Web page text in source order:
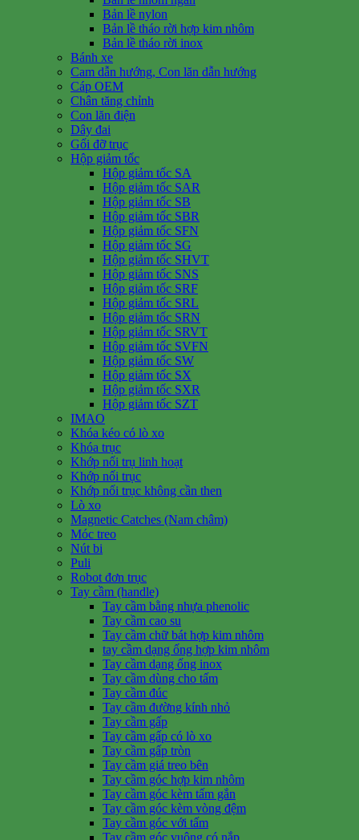
Bản lề nylon
Bản lề tháo rời hợp kim nhôm
Bản lề tháo rời inox
Bánh xe
Cam dẫn hướng, Con lăn dẫn hướng
Cáp OEM
Chân tăng chỉnh
Con lăn điện
Dây đai
Gối đỡ trục
Hộp giảm tốc
Hộp giảm tốc SA
Hộp giảm tốc SAR
Hộp giảm tốc SB
Hộp giảm tốc SBR
Hộp giảm tốc SFN
Hộp giảm tốc SG
Hộp giảm tốc SHVT
Hộp giảm tốc SNS
Hộp giảm tốc SRF
Hộp giảm tốc SRL
Hộp giảm tốc SRN
Hộp giảm tốc SRVT
Hộp giảm tốc SVFN
Hộp giảm tốc SW
Hộp giảm tốc SX
Hộp giảm tốc SXR
Hộp giảm tốc SZT
IMAO
Khóa kéo có lò xo
Khóa trục
Khớp nối trụ linh hoạt
Khớp nối trục
Khớp nối trục không cần then
Lò xo
Magnetic Catches (Nam châm)
Móc treo
Nút bi
Puli
Robot đơn trục
Tay cầm (handle)
Tay cầm bằng nhựa phenolic
Tay cầm cao su
Tay cầm chữ bát hợp kim nhôm
tay cầm dạng ống hợp kim nhôm
Tay cầm dạng ống inox
Tay cầm dùng cho tấm
Tay cầm đúc
Tay cầm đường kính nhỏ
Tay cầm gấp
Tay cầm gấp có lò xo
Tay cầm gấp tròn
Tay cầm giá treo bên
Tay cầm góc hợp kim nhôm
Tay cầm góc kèm tấm gắn
Tay cầm góc kèm vòng đệm
Tay cầm góc với tấm
Tay cầm góc vuông có nắp